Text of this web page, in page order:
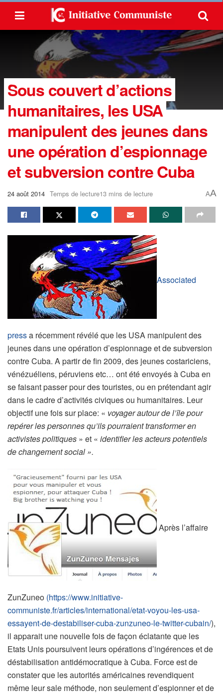
Sous couvert d’actions
humanitaires, les USA
manipulent des jeunes dans
une opération d’espionnage
et subversion contre Cuba
24 août 2014 Temps de lecture13 mins de lecture AA
Associated
pressa récemment révélé que les USA manipulent des
jeunes dans une opération d’espionnage et de subversion
contre Cuba. A partir de fin 2009, des jeunes costariciens,
vénézuéliens, péruviens etc… ont été envoyés à Cuba en
se faisant passer pour des touristes, ou en prétendant agir
dans le cadre d’activités civiques ou humanitaires. Leur
objectif une fois sur place: « voyager autour de l’île pour
repérer les personnes qu’ils pourraient transformer en
activistes politiques » et « identifier les acteurs potentiels
de changement social ».
Après l’affaire
ZunZuneo (https://www.initiative-
communiste.fr/articles/international/etat-voyou-les-usa-
essayent-de-destabiliser-cuba-zunzuneo-le-twitter-cubain/),
il apparait une nouvelle fois de façon éclatante que les
Etats Unis poursuivent leurs opérations d’ingérences et de
déstabilisation antidémocratique à Cuba. Force est de
constater que les autorités américaines revendiquent
même leur sale méthode, non seulement d’espionner et de